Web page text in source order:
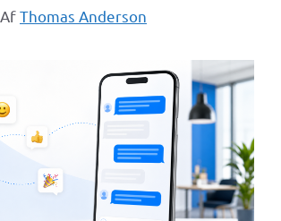
AfThomas Anderson